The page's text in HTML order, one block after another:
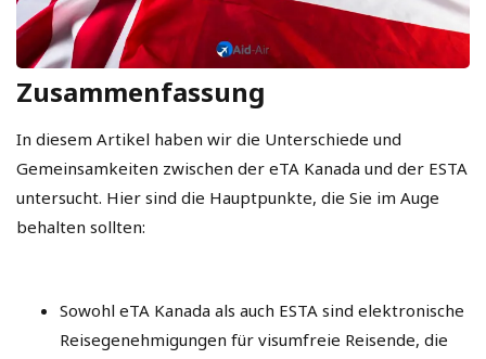
Zusammenfassung
In diesem Artikel haben wir die Unterschiede und
Gemeinsamkeiten zwischen der eTA Kanada und der ESTA
untersucht. Hier sind die Hauptpunkte, die Sie im Auge
behalten sollten:
Sowohl eTA Kanada als auch ESTA sind elektronische
Reisegenehmigungen für visumfreie Reisende, die